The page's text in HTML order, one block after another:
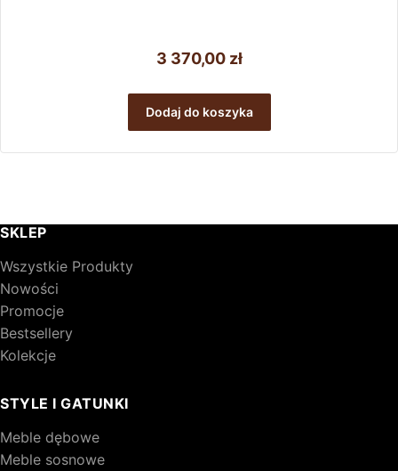
3 370,00 zł
Dodaj do koszyka
SKLEP
Wszystkie Produkty
Nowości
Promocje
Bestsellery
Kolekcje
STYLE I GATUNKI
Meble dębowe
Meble sosnowe